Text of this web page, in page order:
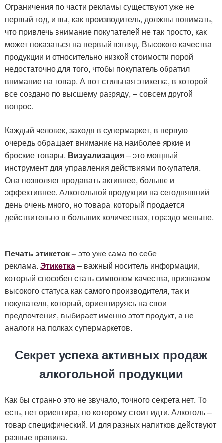
Ограничения по части рекламы существуют уже не
первый год, и вы, как производитель, должны понимать,
что привлечь внимание покупателей не так просто, как
может показаться на первый взгляд. Высокого качества
продукции и относительно низкой стоимости порой
недостаточно для того, чтобы покупатель обратил
внимание на товар. А вот стильная этикетка, в которой
все создано по высшему разряду, – совсем другой
вопрос.
Каждый человек, заходя в супермаркет, в первую
очередь обращает внимание на наиболее яркие и
броские товары. Визуализация– это мощный
инструмент для управления действиями покупателя.
Она позволяет продавать активнее, больше и
эффективнее. Алкогольной продукции на сегодняшний
день очень много, но товара, который продается
действительно в больших количествах, гораздо меньше.
Печать этикеток –это уже сама по себе
реклама. Этикетка– важный носитель информации,
который способен стать символом качества, признаком
высокого статуса как самого производителя, так и
покупателя, который, ориентируясь на свои
предпочтения, выбирает именно этот продукт, а не
аналоги на полках супермаркетов.
Секрет успеха активных продаж
алкогольной продукции
Как бы странно это не звучало, точного секрета нет. То
есть, нет ориентира, по которому стоит идти. Алкоголь –
товар специфический. И для разных напитков действуют
разные правила.